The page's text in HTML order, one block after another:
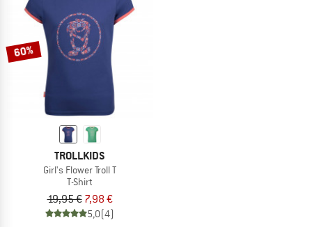
60%
TROLLKIDS
Girl's Flower Troll T
T-Shirt
19,95 € 7,98 €
5,0(4)